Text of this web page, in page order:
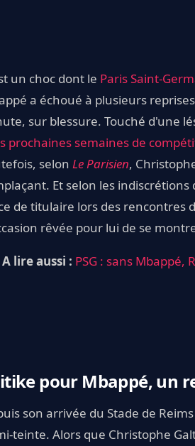
un choc dont le Paris Saint-
a échoué à plusieurs
sur blessure. Touché d'une
prochaines semaines de
selon Le Parisien,
Et selon les
de titulaire lors des rencontres
rêvée pour lui de se
A lire aussi : PSG : sans Mbappé,
pour Mbappé, un
son arrivée du Stade de
teinte. Alors que Christophe